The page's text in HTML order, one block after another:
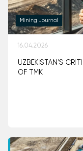
Mining Journal
16.04.2026
UZBEKISTAN’S
OF TMK